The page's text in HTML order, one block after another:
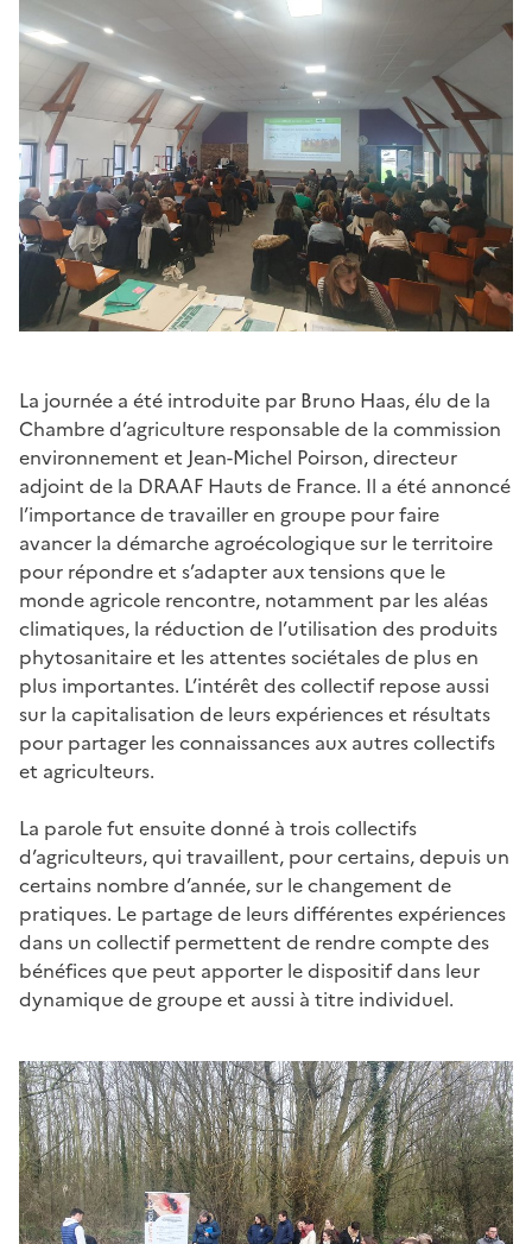
La journée a été introduite par Bruno Haas, élu de la
Chambre d’agriculture responsable de la commission
environnement et Jean-Michel Poirson, directeur
adjoint de la DRAAF Hauts de France. Il a été annoncé
l’importance de travailler en groupe pour faire
avancer la démarche agroécologique sur le territoire
pour répondre et s’adapter aux tensions que le
monde agricole rencontre, notamment par les aléas
climatiques, la réduction de l’utilisation des produits
phytosanitaire et les attentes sociétales de plus en
plus importantes. L’intérêt des collectif repose aussi
sur la capitalisation de leurs expériences et résultats
pour partager les connaissances aux autres collectifs
et agriculteurs.
La parole fut ensuite donné à trois collectifs
d’agriculteurs, qui travaillent, pour certains, depuis un
certains nombre d’année, sur le changement de
pratiques. Le partage de leurs différentes expériences
dans un collectif permettent de rendre compte des
bénéfices que peut apporter le dispositif dans leur
dynamique de groupe et aussi à titre individuel.